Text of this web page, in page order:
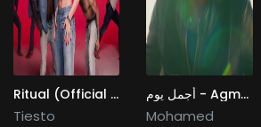
Ritual (Official Video)
Tiesto
أجمل يوم - Agmal Youm
Mohamed